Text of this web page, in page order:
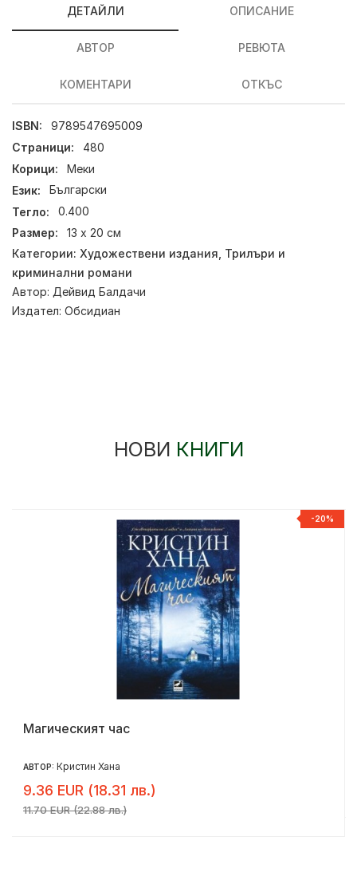
ДЕТАЙЛИ ОПИСАНИЕ
АВТОР РЕВЮТА
КОМЕНТАРИ ОТКЪС
ISBN:
9789547695009
Страници:
480
Корици:
Меки
Език:
Български
Тегло:
0.400
Размер:
13 х 20 см
Категории: Художествени издания Трилъри и
криминални романи
Автор: Дейвид Балдачи
Издател: Обсидиан
НОВИ КНИГИ
-20%
Магическият час
АВТОР: Кристин Хана
9.36 EUR (18.31 лв.)
11.70 EUR (22.88 лв.)